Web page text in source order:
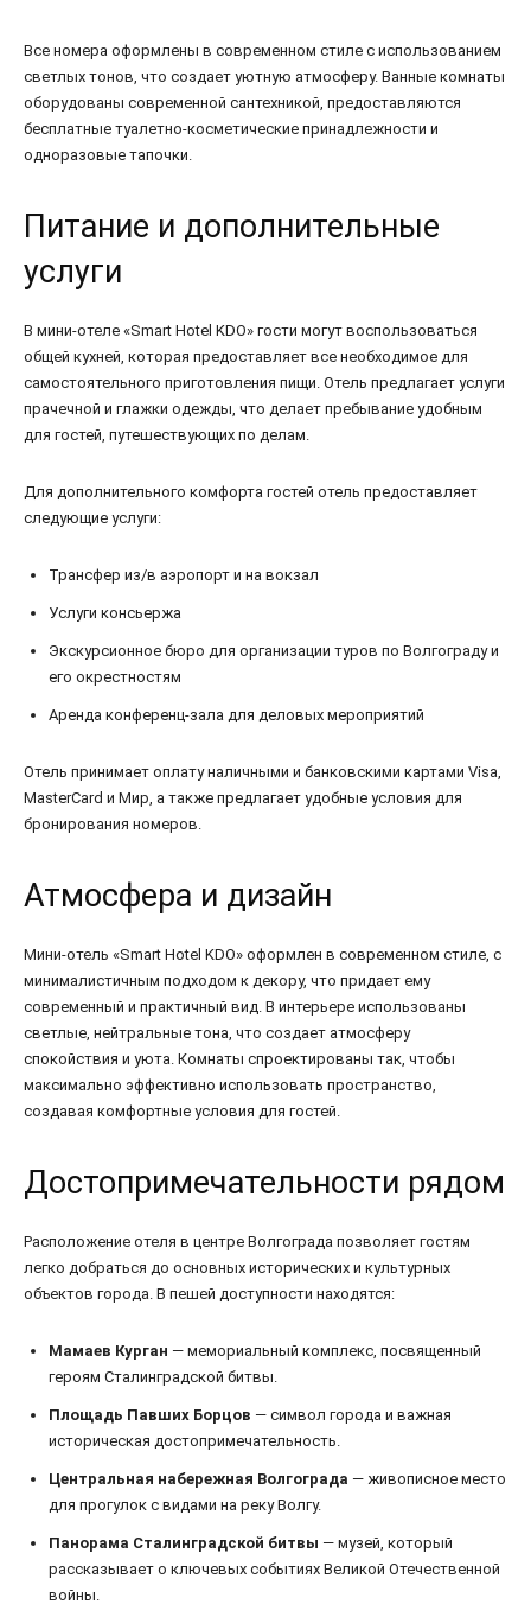
Все номера оформлены в современном стиле с использованием
светлых тонов, что создает уютную атмосферу. Ванные комнаты
оборудованы современной сантехникой, предоставляются
бесплатные туалетно-косметические принадлежности и
одноразовые тапочки.
Питание и дополнительные
услуги
В мини-отеле «Smart Hotel KDO» гости могут воспользоваться
общей кухней, которая предоставляет все необходимое для
самостоятельного приготовления пищи. Отель предлагает услуги
прачечной и глажки одежды, что делает пребывание удобным
для гостей, путешествующих по делам.
Для дополнительного комфорта гостей отель предоставляет
следующие услуги:
Трансфер из/в аэропорт и на вокзал
Услуги консьержа
Экскурсионное бюро для организации туров по Волгограду и
его окрестностям
Аренда конференц-зала для деловых мероприятий
Отель принимает оплату наличными и банковскими картами Visa,
MasterCard и Мир, а также предлагает удобные условия для
бронирования номеров.
Атмосфера и дизайн
Мини-отель «Smart Hotel KDO» оформлен в современном стиле, с
минималистичным подходом к декору, что придает ему
современный и практичный вид. В интерьере использованы
светлые, нейтральные тона, что создает атмосферу
спокойствия и уюта. Комнаты спроектированы так, чтобы
максимально эффективно использовать пространство,
создавая комфортные условия для гостей.
Достопримечательности рядом
Расположение отеля в центре Волгограда позволяет гостям
легко добраться до основных исторических и культурных
объектов города. В пешей доступности находятся:
Мамаев Курган — мемориальный комплекс, посвященный
героям Сталинградской битвы.
Площадь Павших Борцов — символ города и важная
историческая достопримечательность.
Центральная набережная Волгограда — живописное место
для прогулок с видами на реку Волгу.
Панорама Сталинградской битвы — музей, который
рассказывает о ключевых событиях Великой Отечественной
войны.